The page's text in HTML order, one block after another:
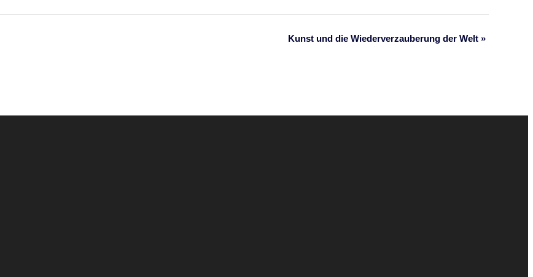
Kunst und die Wiederverzauberung der Welt »